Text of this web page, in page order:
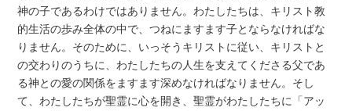
神の子であるわけではありません。わたしたちは、キリスト教
的生活の歩み全体の中で、つねにますます子とならなければな
りません。そのために、いっそうキリストに従い、キリストと
の交わりのうちに、わたしたちの人生を支えてくださる父であ
る神との愛の関係をますます深めなければなりません。そし
て、わたしたちが聖霊に心を開き、聖霊がわたしたちに「アッ